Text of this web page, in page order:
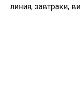
линия, завтраки,